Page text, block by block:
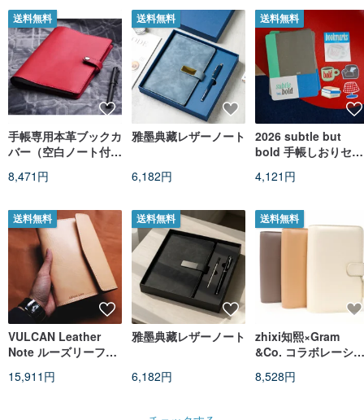
送料無料
手帳専用本革ブックカ
バー（空白ノート付
8,471円
送料無料
VULCAN Leather
Note ルーズリーフ
ジタブルタンニンなめ
15,911円
送料無料
雅墨典藏レザーノート
6,182円
送料無料
雅墨典藏レザーノート
6,182円
送料無料
2026 subtle but
bold 手帳しおりセッ
4,121円
送料無料
zhixi知熙×Gram
&Co. コラボレーショ
「雲朵知存本」
8,528円